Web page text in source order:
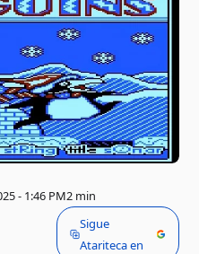
- 1:46 PM2 min
Sigue
Atariteca en